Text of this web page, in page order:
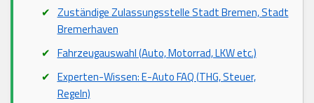
Zuständige Zulassungsstelle Stadt Bremen, Stadt
Bremerhaven
Fahrzeugauswahl (Auto, Motorrad, LKW etc.)
Experten-Wissen: E-Auto FAQ (THG, Steuer,
Regeln)